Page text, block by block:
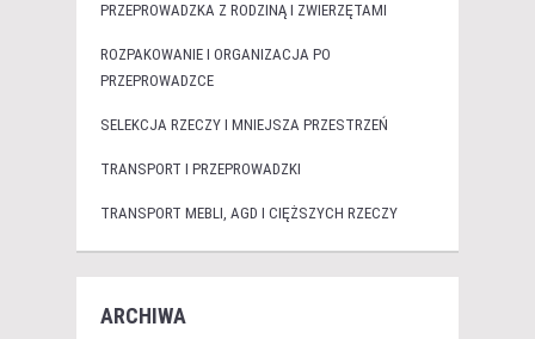
PRZEPROWADZKA Z RODZINĄ I ZWIERZĘTAMI
ROZPAKOWANIE I ORGANIZACJA PO
PRZEPROWADZCE
SELEKCJA RZECZY I MNIEJSZA PRZESTRZEŃ
TRANSPORT I PRZEPROWADZKI
TRANSPORT MEBLI, AGD I CIĘŻSZYCH RZECZY
ARCHIWA